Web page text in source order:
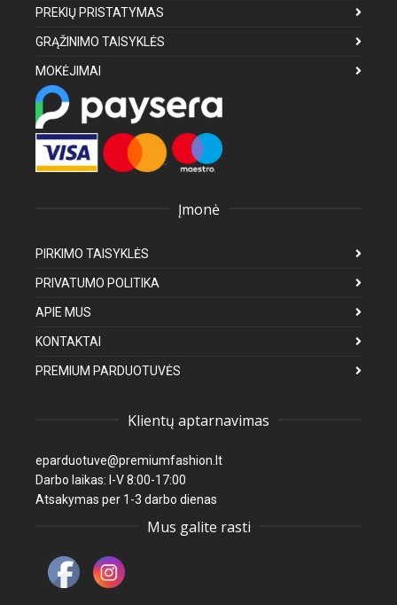
PREKIŲ PRISTATYMAS
GRĄŽINIMO TAISYKLĖS
MOKĖJIMAI
Įmonė
PIRKIMO TAISYKLĖS
PRIVATUMO POLITIKA
APIE MUS
KONTAKTAI
PREMIUM PARDUOTUVĖS
Klientų aptarnavimas
eparduotuve@premiumfashion.lt
Darbo laikas: I-V 8:00-17:00
Atsakymas per 1-3 darbo dienas
Mus galite rasti